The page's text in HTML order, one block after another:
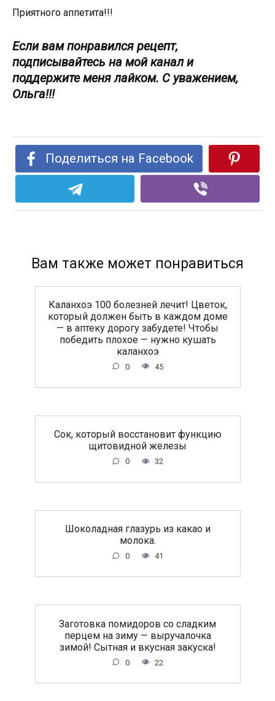
Приятного аппетита!!!
Если вам понравился рецепт,
подписывайтесь на мой канал и
поддержите меня лайком. С уважением,
Ольга!!!
Поделиться на Facebook
Вам также может понравиться
Каланхоэ 100 болезней лечит! Цветок,
который должен быть в каждом доме
— в аптеку дорогу забудете! Чтобы
победить плохое — нужно кушать
каланхоэ
0 45
Сок, который восстановит функцию
щитовидной железы
0 32
Шоколадная глазурь из какао и
молока.
0 41
Заготовка помидоров со сладким
перцем на зиму — выручалочка
зимой! Сытная и вкусная закуска!
0 22